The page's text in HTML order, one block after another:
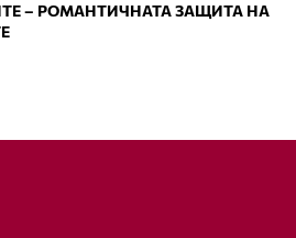
– РОМАНТИЧНАТА ЗАЩИТА НА